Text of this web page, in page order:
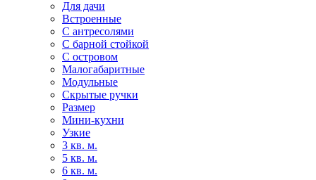
Для дачи
Встроенные
С антресолями
С барной стойкой
С островом
Малогабаритные
Модульные
Скрытые ручки
Размер
Мини-кухни
Узкие
3 кв. м.
5 кв. м.
6 кв. м.